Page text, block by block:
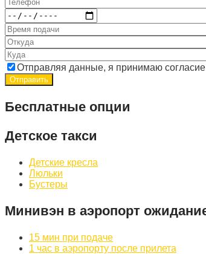
Отправляя данные, я принимаю
Бесплатные опции
Детское такси
Детские кресла
Люльки
Бустеры
Минивэн в аэропорт
15 мин при подаче
1 час в аэропорту после прилета